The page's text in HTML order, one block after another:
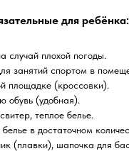
для ребёнка:
случай плохой погоды.
занятий спортом в
площадке (кроссовки).
обувь (удобная).
теплое белье.
в достаточном
(плавки), шапочка для